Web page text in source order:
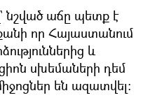
նշված աճը պետք է
որ Հայաստանում
և
սխեմաների դեմ
են ազատվել։